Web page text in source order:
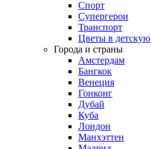
Спорт
Супергерои
Транспорт
Цветы в детскую
Города и страны
Амстердам
Бангкок
Венеция
Гонконг
Дубай
Куба
Лондон
Манхэттен